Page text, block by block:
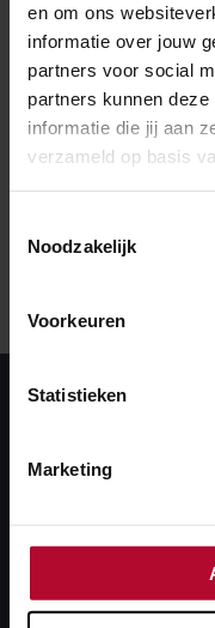
en om ons
informatie over jouw
partners voor social
partners kunnen
informatie die jij aan
verzameld op basis
Noodzakelijk
Voorkeuren
Statistieken
Marketing
opdrachtnemer het
en de kaders. We
komende jaren gaan
van ProRail en
MJPG